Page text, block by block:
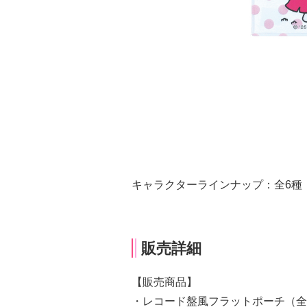
キャラクターラインナップ：全6種
販売詳細
【販売商品】
・レコード盤風フラットポーチ（